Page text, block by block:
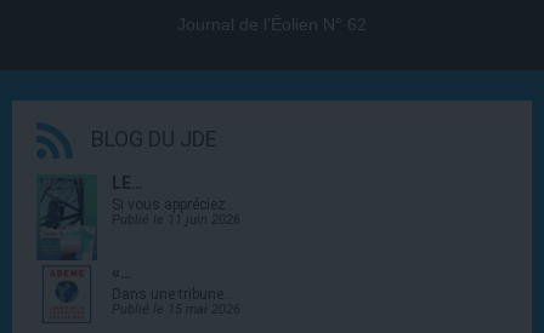
Journal de l’Éolien N° 62
BLOG DU JDE
LE…
Si vous appréciez…
Publié le 11 juin 2026
«…
Dans une tribune…
Publié le 15 mai 2026